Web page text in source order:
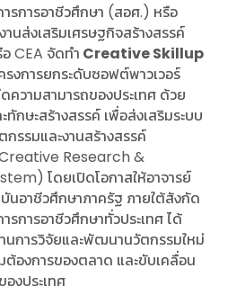
รการอาชีวศึกษา (สอศ.) หรือ
นส่งเสริมเศรษฐกิจสร้างสรรค์
CEA จัดทำ Creative Skillup
รงการยกระดับซอฟต์พาวเวอร์
ความสามารถของประเทศ ด้วย
กษะสร้างสรรค์ เพื่อส่งเสริมระบบ
รรมและงานสร้างสรรค์
Research &
โดยเปิดโอกาสให้อาจารย์
นอาชีวศึกษาภาครัฐ ภายใต้สังกัด
รการอาชีวศึกษาทั่วประเทศ ได้
การวิจัยและพัฒนานวัตกรรมใหม่
องการของตลาด และขับเคลื่อน
งประเทศ